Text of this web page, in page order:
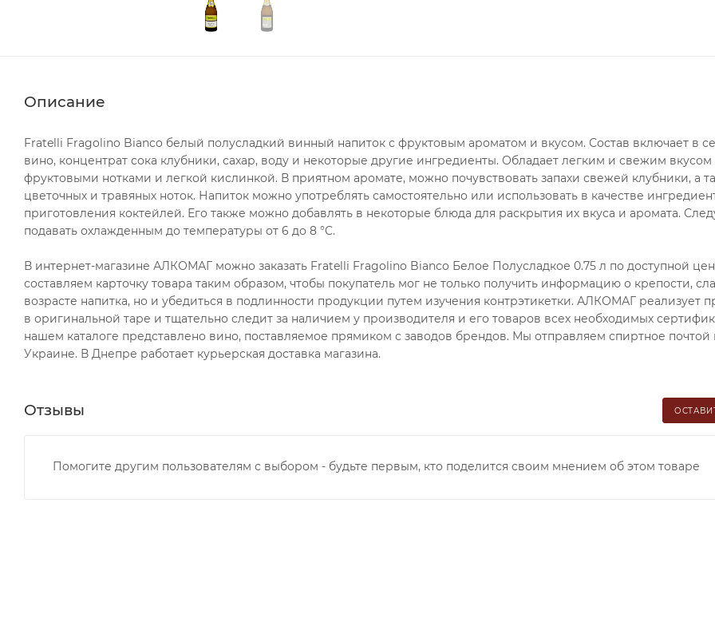
Описание
Fratelli Fragolino Bianco белый полусладкий винный напиток с фруктовым ароматом и вкусом. Состав включает в
вино, концентрат сока клубники, сахар, воду и некоторые другие ингредиенты. Обладает легким и свежим вкусом
фруктовыми нотками и легкой кислинкой. В приятном аромате, можно почувствовать запахи свежей клубники, а
цветочных и травяных ноток. Напиток можно употреблять самостоятельно или использовать в качестве
приготовления коктейлей. Его также можно добавлять в некоторые блюда для раскрытия их вкуса и аромата.
подавать охлажденным до температуры от 6 до 8 °C.
В интернет-магазине АЛКОМАГ можно заказать Fratelli Fragolino Bianco Белое Полусладкое 0.75 л по доступной
составляем карточку товара таким образом, чтобы покупатель мог не только получить информацию о крепости,
возрасте напитка, но и убедиться в подлинности продукции путем изучения контрэтикетки. АЛКОМАГ реализует
в оригинальной таре и тщательно следит за наличием у производителя и его товаров всех необходимых
нашем каталоге представлено вино, поставляемое прямиком с заводов брендов. Мы отправляем спиртное почтой
Украине. В Днепре работает курьерская доставка магазина.
Отзывы
Помогите другим пользователям с выбором - будьте первым, кто поделится своим мнением об этом товаре